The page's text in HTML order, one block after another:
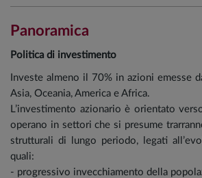
Panoramica
Politica di investimento
Investe almeno il 70% in azioni emesse
Asia, Oceania, America e Africa.
L’investimento azionario è orientato
operano in settori che si presume
strutturali di lungo periodo, legati
quali:
- progressivo invecchiamento della